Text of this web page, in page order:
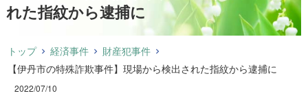
れた指紋から逮捕に
トップ 経済事件
財産犯事件
【伊丹市の特殊詐欺事件】現場から検出された指紋から逮捕に
2022/07/10